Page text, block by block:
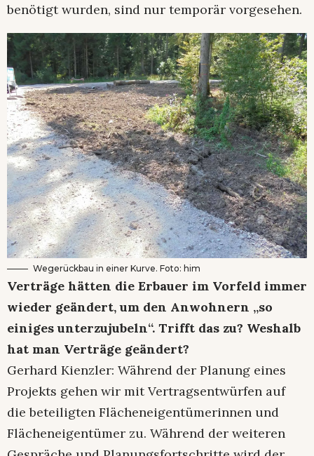
benötigt wurden, sind nur temporär vorgesehen.
Wegerückbau in einer Kurve. Foto: him
Verträge hätten die Erbauer im Vorfeld immer
wieder geändert, um den Anwohnern „so
einiges unterzujubeln“. Trifft das zu? Weshalb
hat man Verträge geändert?
Gerhard Kienzler: Während der Planung eines
Projekts gehen wir mit Vertragsentwürfen auf
die beteiligten Flächeneigentümerinnen und
Flächeneigentümer zu. Während der weiteren